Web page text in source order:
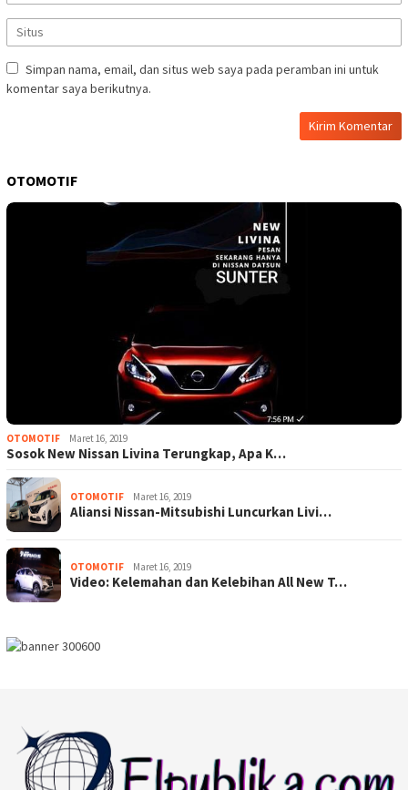
Simpan nama, email, dan situs web saya pada peramban ini untuk
komentar saya berikutnya.
OTOMOTIF
OTOMOTIF Maret 16, 2019
Sosok New Nissan Livina Terungkap, Apa K…
OTOMOTIF Maret 16, 2019
Aliansi Nissan-Mitsubishi Luncurkan Livi…
OTOMOTIF Maret 16, 2019
Video: Kelemahan dan Kelebihan All New T…